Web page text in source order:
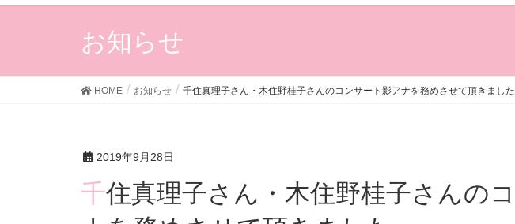
お知らせ
HOME お知らせ 千住真理子さん・木住野桂子さんのコンサート影アナを務めさせて頂きました
2019年9月28日
千住真理子さん・木住野桂子さんのコンサート影ア